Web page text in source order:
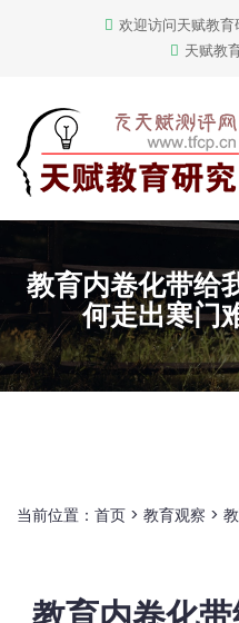
欢迎访问天赋教育
天赋教
教育内卷化带给
何走出寒门
当前位置： 首页 > 教育观察 >